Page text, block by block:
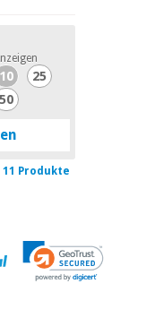
10
25
50
11 Produkte